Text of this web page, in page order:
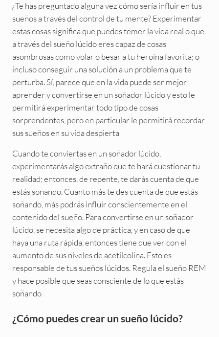
¿Te has preguntado alguna vez cómo sería influir en tus
sueños a través del control de tu mente? Experimentar
estas cosas significa que puedes temer la vida real o que
a través del sueño lúcido eres capaz de cosas
asombrosas como volar o besar a tu heroína favorita; o
incluso conseguir una solución a un problema que te
perturba. Sí, parece que en la vida puede ser mejor
aprender y convertirse en un soñador lúcido y esto le
permitirá experimentar todo tipo de cosas
sorprendentes, pero en particular le permitirá recordar
sus sueños en su vida despierta
Cuando te conviertas en un soñador lúcido,
experimentarás algo extraño que te hará cuestionar tu
realidad; entonces, de repente, te darás cuenta de que
estás soñando. Cuanto más te des cuenta de que estás
soñando, más podrás influir conscientemente en el
contenido del sueño. Para convertirse en un soñador
lúcido, se necesita algo de práctica, y en caso de que
haya una ruta rápida, entonces tiene que ver con el
aumento de sus niveles de acetilcolina. Esto es
responsable de tus sueños lúcidos. Regula el sueño REM
y hace posible que seas consciente de lo que estás
soñando
¿Cómo puedes crear un sueño lúcido?